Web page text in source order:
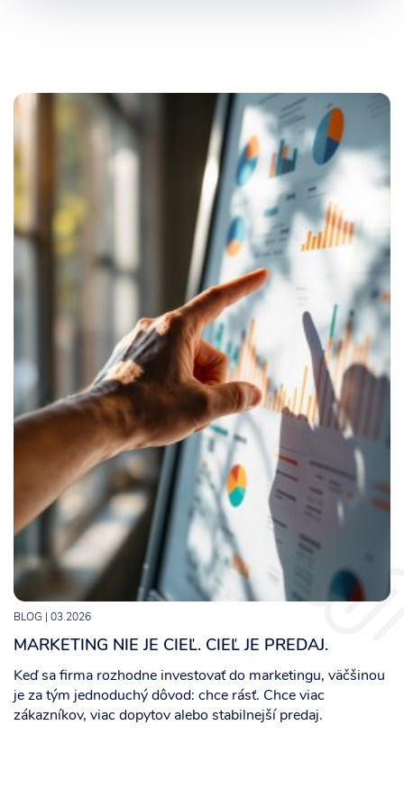
Správa sociálnych sietí
E-mail marketing
Content Marketing
BLOG | 03.2026
MARKETING NIE JE CIEĽ. CIEĽ JE PREDAJ.
Keď sa firma rozhodne investovať do marketingu, väčšinou
je za tým jednoduchý dôvod: chce rásť. Chce viac
zákazníkov, viac dopytov alebo stabilnejší predaj.